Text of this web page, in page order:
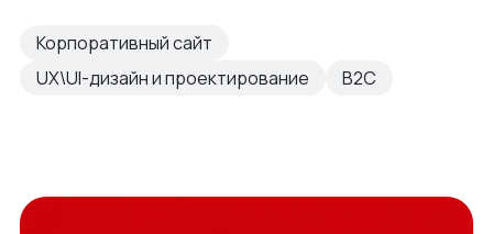
Корпоративный сайт
UX\UI-дизайн и проектирование
B2C